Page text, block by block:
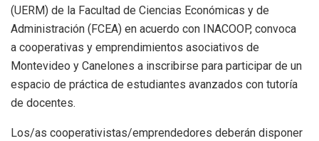
(UERM) de la Facultad de Ciencias Económicas y de
Administración (FCEA) en acuerdo con INACOOP, convoca
a cooperativas y emprendimientos asociativos de
Montevideo y Canelones a inscribirse para participar de un
espacio de práctica de estudiantes avanzados con tutoría
de docentes.
Los/as cooperativistas/emprendedores deberán disponer